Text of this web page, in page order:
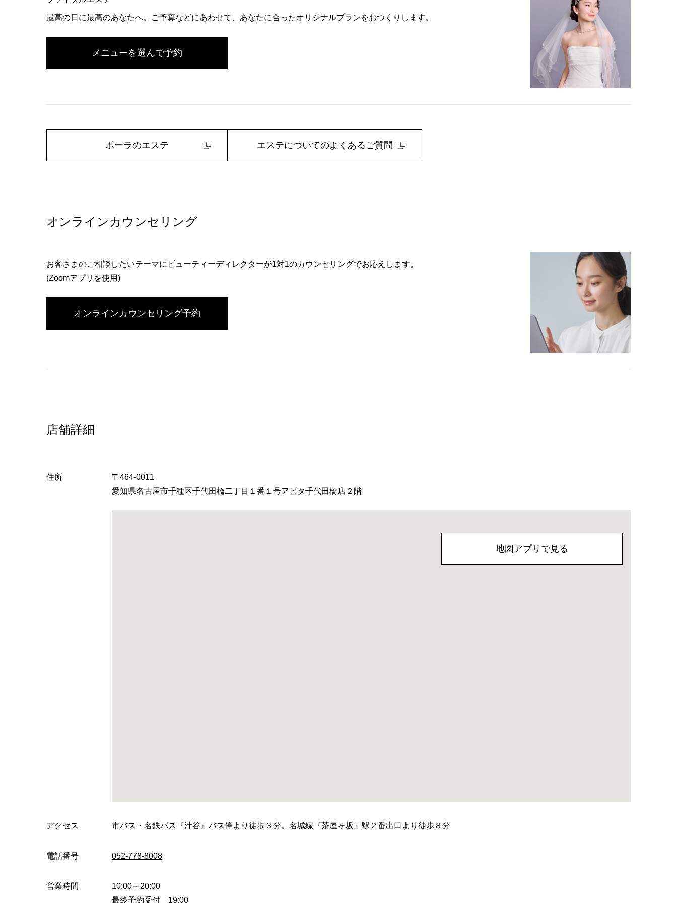
最高の日に最高のあなたへ。ご予算などにあわせて、あなたに合ったオリジナルプランをおつくりします。
メニューを選んで予約
ポーラのエステ エステについてのよくあるご質問
オンラインカウンセリング
お客さまのご相談したいテーマにビューティーディレクターが1対1のカウンセリングでお応えします。
(Zoomアプリを使用)
オンラインカウンセリング予約
店舗詳細
住所
〒464-0011
愛知県名古屋市千種区千代田橋二丁目１番１号アピタ千代田橋店２階
地図アプリで見る
アクセス 市バス・名鉄バス『汁谷』バス停より徒歩３分。名城線『茶屋ヶ坂』駅２番出口より徒歩８分
電話番号 052-778-8008
営業時間
10:00～20:00
最終予約受付 19:00